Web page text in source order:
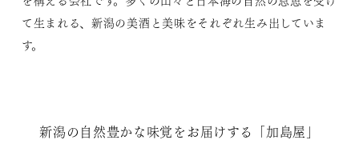
て生まれる、新潟の美酒と美味をそれぞれ生み出していま
す。
新潟の自然豊かな味覚をお届けする「加島屋」